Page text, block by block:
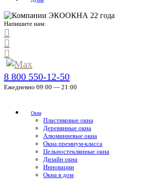
Напишите нам:
8 800 550-12-50
Ежедневно 09:00 — 21:00
Окна
Пластиковые окна
Деревянные окна
Алюминиевые окна
Окна премиум-класса
Цельностеклянные окна
Дизайн окна
Инновации
Окна в дом